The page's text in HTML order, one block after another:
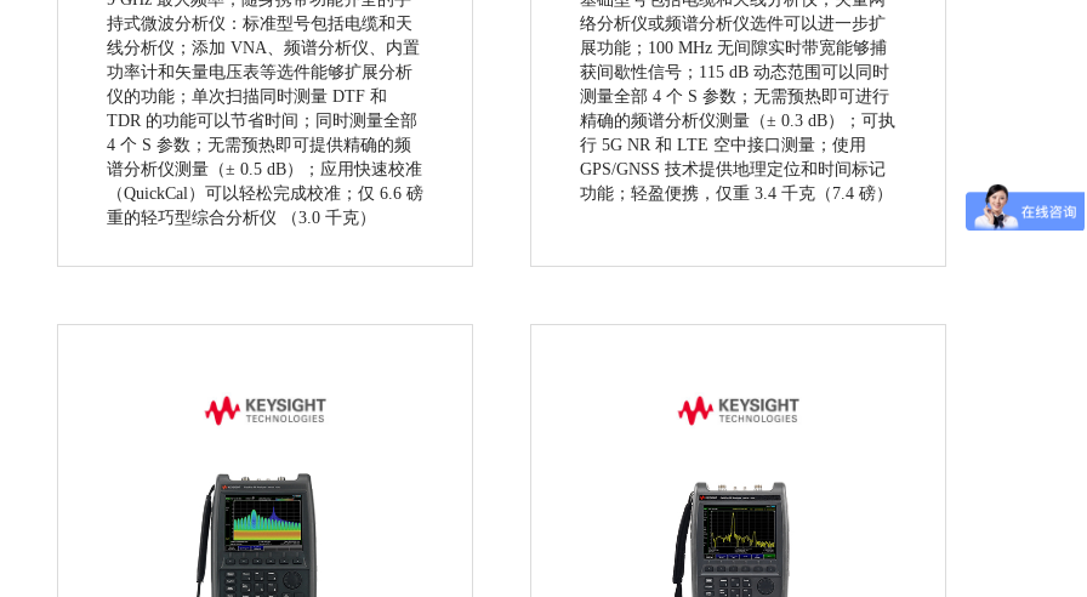
持式微波分析仪：标准型号包括电缆和天
线分析仪；添加 VNA、频谱分析仪、内置
功率计和矢量电压表等选件能够扩展分析
仪的功能；单次扫描同时测量 DTF 和
TDR 的功能可以节省时间；同时测量全部
4 个 S 参数；无需预热即可提供精确的频
谱分析仪测量（± 0.5 dB）；应用快速校准
（QuickCal）可以轻松完成校准；仅 6.6 磅
重的轻巧型综合分析仪 （3.0 千克）
络分析仪或频谱分析仪选件可以进一步扩
展功能；100 MHz 无间隙实时带宽能够捕
获间歇性信号；115 dB 动态范围可以同时
测量全部 4 个 S 参数；无需预热即可进行
精确的频谱分析仪测量（± 0.3 dB）；可执
行 5G NR 和 LTE 空中接口测量；使用
GPS/GNSS 技术提供地理定位和时间标记
功能；轻盈便携，仅重 3.4 千克（7.4 磅）